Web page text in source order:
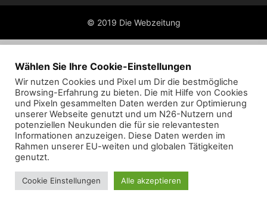
© 2019 Die Webzeitung
Wählen Sie Ihre Cookie-Einstellungen
Wir nutzen Cookies und Pixel um Dir die bestmögliche
Browsing-Erfahrung zu bieten. Die mit Hilfe von Cookies
und Pixeln gesammelten Daten werden zur Optimierung
unserer Webseite genutzt und um N26-Nutzern und
potenziellen Neukunden die für sie relevantesten
Informationen anzuzeigen. Diese Daten werden im
Rahmen unserer EU-weiten und globalen Tätigkeiten
genutzt.
Cookie Einstellungen Alle akzeptieren